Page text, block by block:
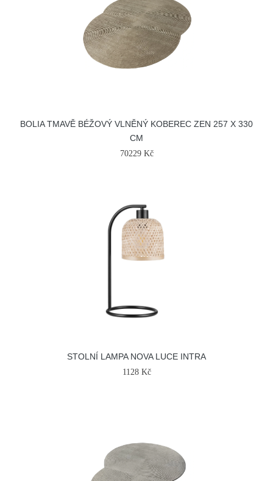
BOLIA TMAVĚ BÉŽOVÝ VLNĚNÝ KOBEREC ZEN 257 X 330
CM
70229 Kč
STOLNÍ LAMPA NOVA LUCE INTRA
1128 Kč